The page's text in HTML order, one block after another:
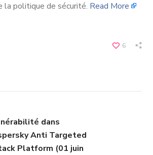
la politique de sécurité. Read More
6
dans
Anti Targeted
Platform (01 juin